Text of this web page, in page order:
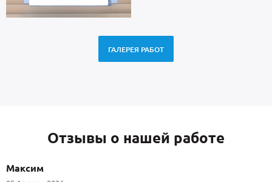
ГАЛЕРЕЯ РАБОТ
Отзывы о нашей работе
Максим